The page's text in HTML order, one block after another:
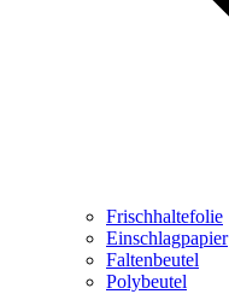
Frischhaltefolie
Einschlagpapier
Faltenbeutel
Polybeutel